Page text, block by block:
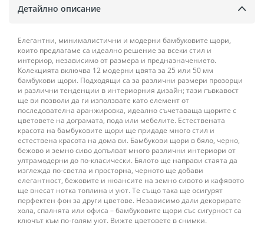
Детайлно описание
Елегантни, минималистични и модерни бамбуковите щори,
които предлагаме са идеално решение за всеки стил и
интериор, независимо от размера и предназначението.
Колекцията включва 12 модерни цвята за 25 или 50 мм
бамбукови щори. Подходящи са за различни размери прозорци
и различни тенденции в интериорния дизайн; тази гъвкавост
ще ви позволи да ги използвате като елемент от
последователна аранжировка, идеално съчетаваща щорите с
цветовете на дограмата, пода или мебелите. Естествената
красота на бамбуковите щори ще придаде много стил и
естествена красота на дома ви. Бамбукови щори в бяло, черно,
бежово и земно сиво допълват много различни интериори от
ултрамодерни до по-класически. Бялото ще направи стаята да
изглежда по-светла и просторна, черното ще добави
елегантност, бежовите и нюансите на земно сивото и кафявото
ще внесат нотка топлина и уют. Те също така ще осигурят
перфектен фон за други цветове. Независимо дали декорирате
хола, спалнята или офиса – бамбуковите щори със сигурност са
ключът към по-голям уют. Вижте цветовете в снимки.